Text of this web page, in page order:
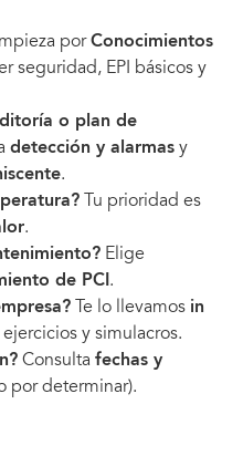
porConocimientos
seguridad, EPI básicos y
o plan de
detección y alarmas y
.
Tu prioridad es
.
Elige
de PCI.
Te lo llevamos in
y simulacros.
Consulta fechas y
por determinar).